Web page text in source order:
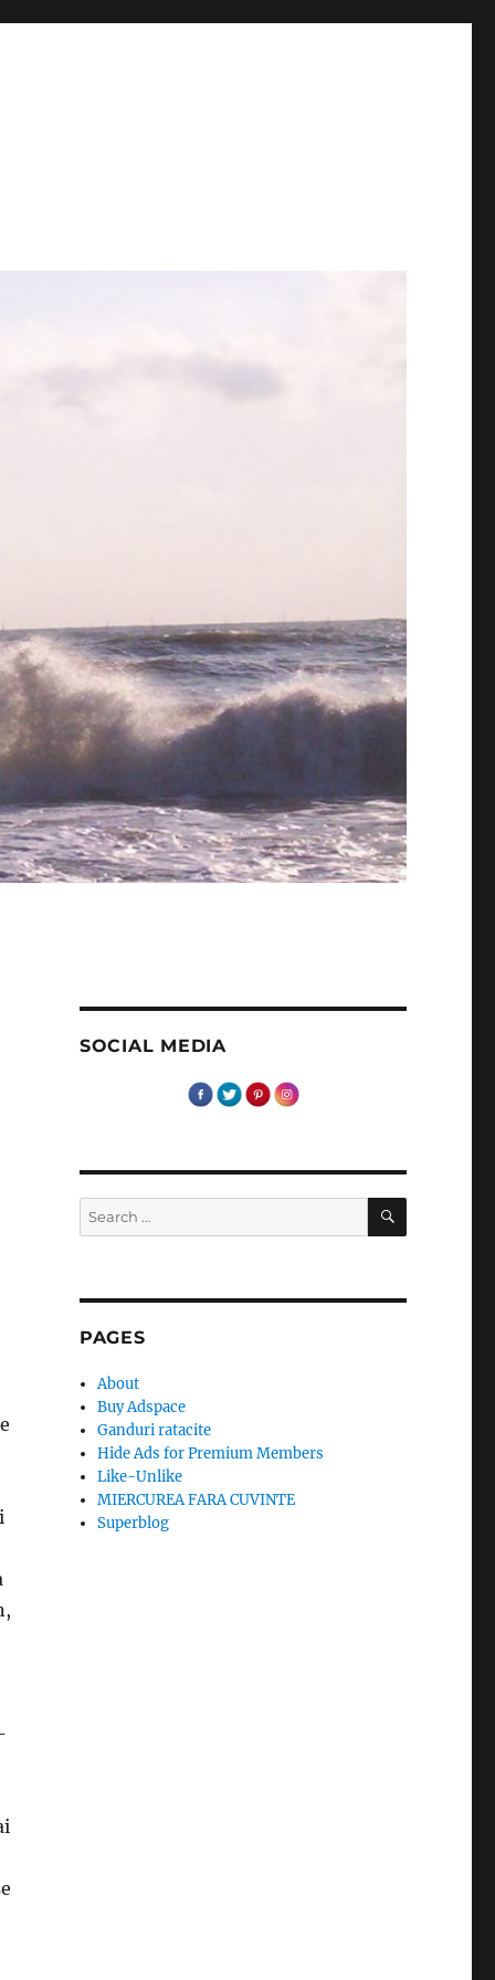
SOCIAL MEDIA
Search
for:
SEARCH
PAGES
About
Buy Adspace
Ganduri ratacite
Hide Ads for Premium Members
Like-Unlike
MIERCUREA FARA CUVINTE
Superblog